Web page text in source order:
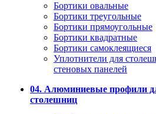
Бортики овальные
Бортики треугольные
Бортики прямоугольные
Бортики квадратные
Бортики самоклеящиеся
Уплотнители для
стеновых панелей
04. Алюминиевые профили
столешниц